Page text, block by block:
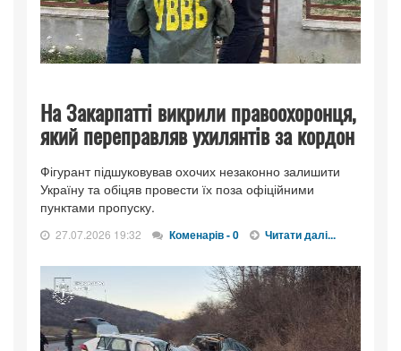
На Закарпатті викрили правоохоронця,
який переправляв ухилянтів за кордон
Фігурант підшуковував охочих незаконно залишити
Україну та обіцяв провести їх поза офіційними
пунктами пропуску.
27.07.2026 19:32 Коменарів - 0 Читати далі...